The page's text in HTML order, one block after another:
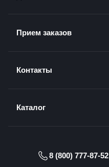
Прием заказов
Контакты
Каталог
8 (800) 777-87-52